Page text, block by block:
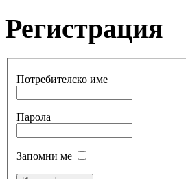
Регистрация
Потребителско име
Парола
Запомни ме